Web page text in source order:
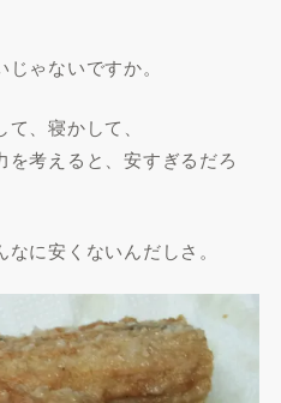
ゃないですか。
、寝かして、
考えると、安すぎるだろ
に安くないんだしさ。